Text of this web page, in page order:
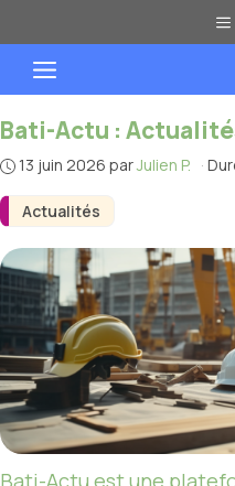
au
contenuMenu
Actualités
Bati-Actu :
13 juin 2026 parJulien P. ·
Bati-Actu est une